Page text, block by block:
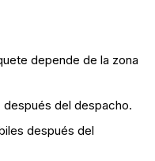
depende de la zona
después del despacho.
después del